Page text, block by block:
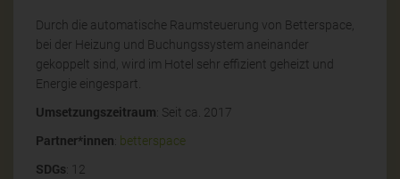
Durch die automatische Raumsteuerung von Betterspace,
bei der Heizung und Buchungssystem aneinander
gekoppelt sind, wird im Hotel sehr effizient geheizt und
Energie eingespart.
Umsetzungszeitraum: Seit ca. 2017
Partner*innen: betterspace
SDGs: 12